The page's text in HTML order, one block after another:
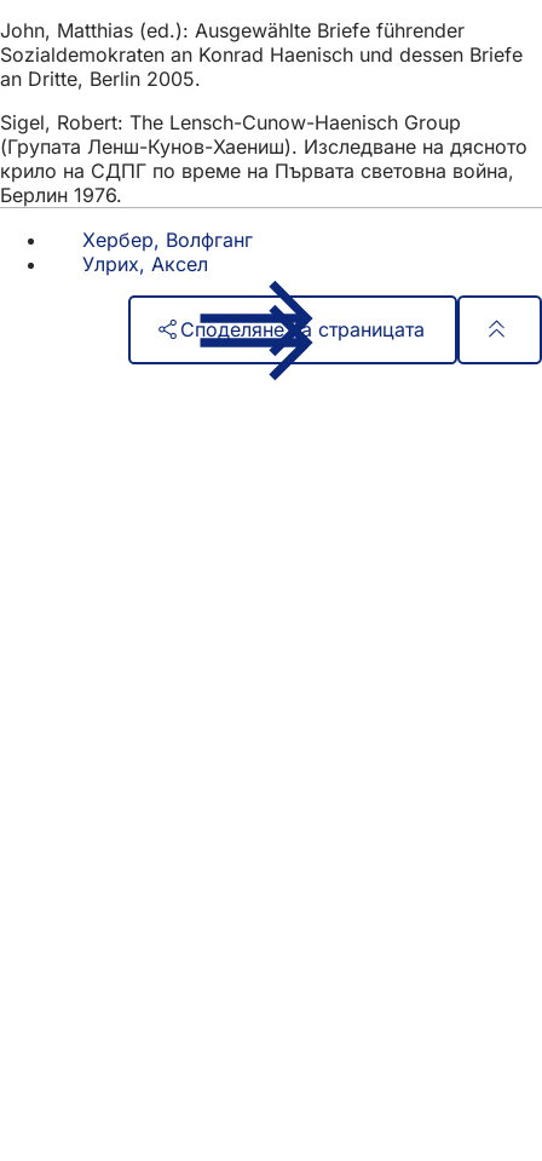
John, Matthias (ed.): Ausgewählte Briefe führender
Sozialdemokraten an Konrad Haenisch und dessen Briefe
an Dritte, Berlin 2005.
Sigel, Robert: The Lensch-Cunow-Haenisch Group
(Групата Ленш-Кунов-Хаениш). Изследване на дясното
крило на СДПГ по време на Първата световна война,
Берлин 1976.
Хербер, Волфганг
Улрих, Аксел
Споделяне на страницата